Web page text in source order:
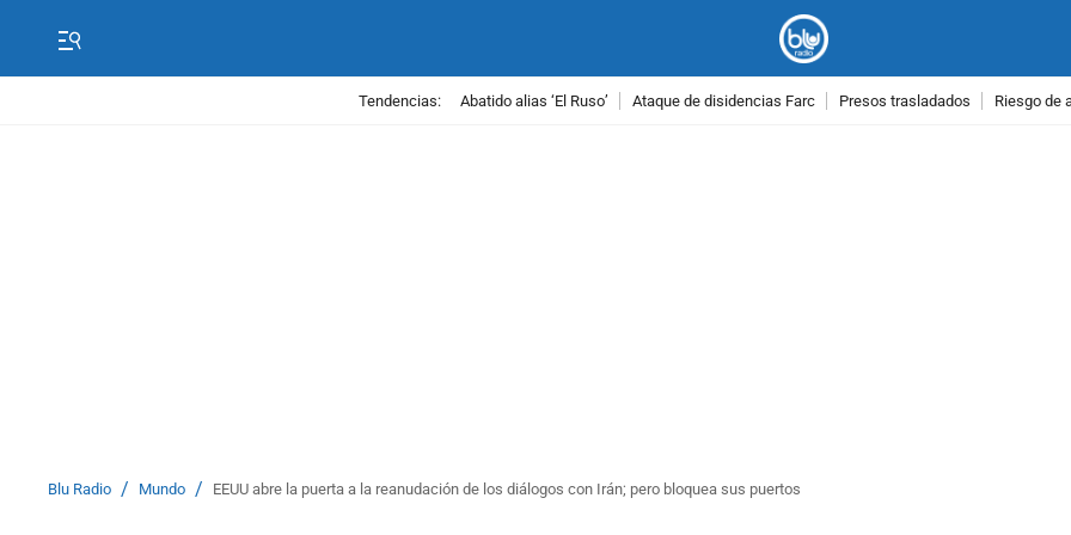
Tendencias: Abatido alias ‘El Ruso’ Ataque de disidencias Farc Presos trasladados Riesgo de
Blu Radio / Mundo / EEUU abre la puerta a la reanudación de los diálogos con Irán; pero bloquea sus puertos